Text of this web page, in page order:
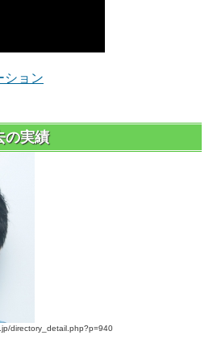
ション
の実績
directory_detail.php?p=940